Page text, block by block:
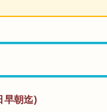
早朝迄)